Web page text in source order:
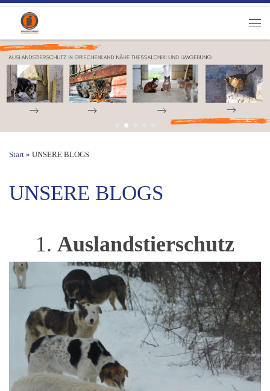
Zum Inhalt springen
Start » UNSERE BLOGS
UNSERE BLOGS
1. Auslandstierschutz